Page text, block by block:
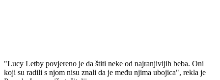
"Lucy Letby povjereno je da štiti neke od najranjivijih beba. Oni
koji su radili s njom nisu znali da je među njima ubojica", rekla je